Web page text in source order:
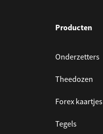
Producten
Onderzetters
Theedozen
Forex kaartjes
Tegels